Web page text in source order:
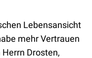
Lebensansicht
mehr Vertrauen
Drosten,